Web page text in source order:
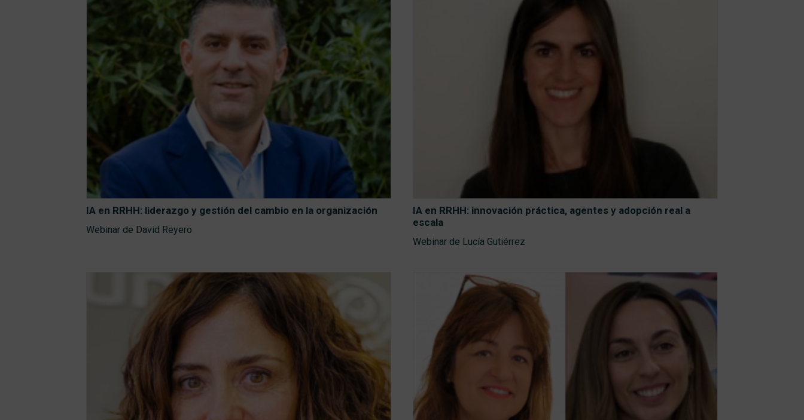
IA en RRHH: liderazgo y gestión del cambio en la organización
Webinar de David Reyero
IA en RRHH: innovación práctica, agentes y adopción real a
escala
Webinar de Lucía Gutiérrez